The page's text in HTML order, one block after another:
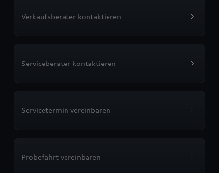
Verkaufsberater kontaktieren
Serviceberater kontaktieren
Servicetermin vereinbaren
Probefahrt vereinbaren